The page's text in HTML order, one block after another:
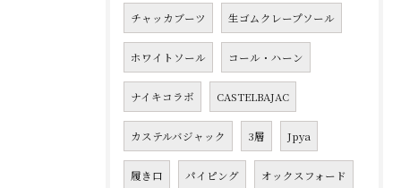
チャッカブーツ 生ゴムクレープソール
ホワイトソール コール・ハーン
ナイキコラボ CASTELBAJAC
カステルバジャック 3層 Jpya
履き口 パイピング オックスフォード